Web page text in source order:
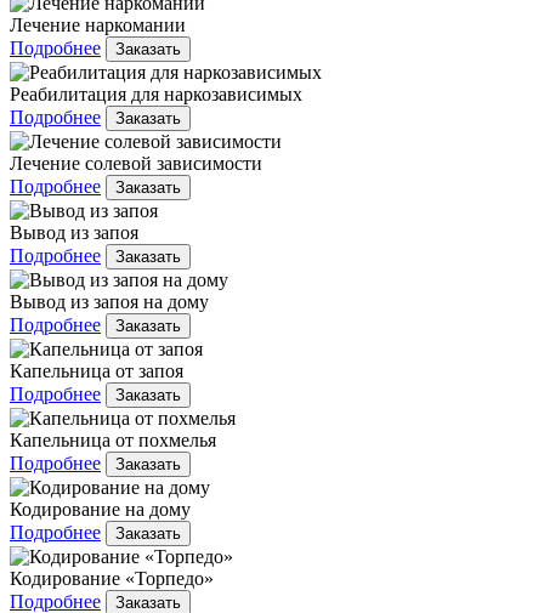
Лечение наркомании
Подробнее
Заказать
Реабилитация для наркозависимых
Подробнее
Заказать
Лечение солевой зависимости
Подробнее
Заказать
Вывод из запоя
Подробнее
Заказать
Вывод из запоя на дому
Подробнее
Заказать
Капельница от запоя
Подробнее
Заказать
Капельница от похмелья
Подробнее
Заказать
Кодирование на дому
Подробнее
Заказать
Кодирование «Торпедо»
Подробнее
Заказать